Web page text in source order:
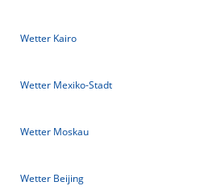
Wetter Kairo
Wetter Mexiko-Stadt
Wetter Moskau
Wetter Beijing